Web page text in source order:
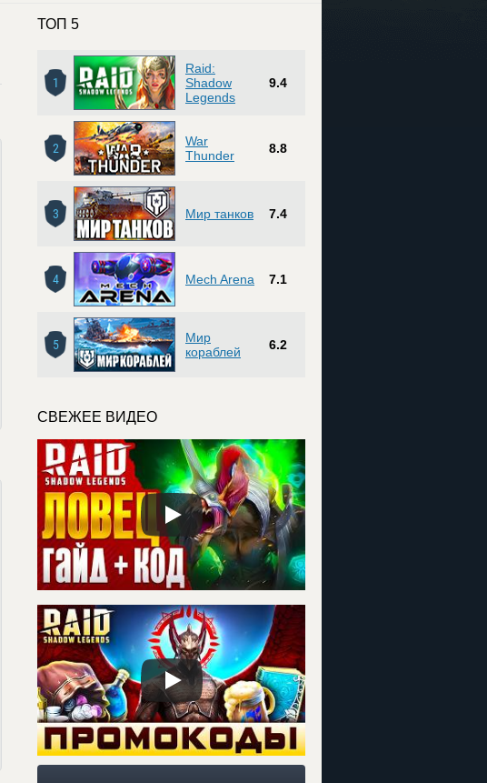
ТОП 5
1
Raid:
Shadow
Legends
9.4
2
War
Thunder
8.8
3 Мир танков 7.4
4 Mech Arena 7.1
5
Мир
кораблей
6.2
СВЕЖЕЕ ВИДЕО